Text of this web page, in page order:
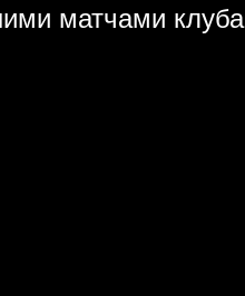
матчами клуба